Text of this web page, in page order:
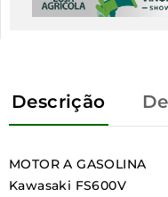
Descrição
MOTOR A GASOLINA
Kawasaki FS600V